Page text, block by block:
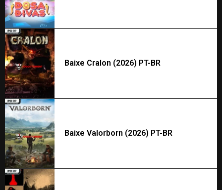
Baixe Cralon (2026) PT-BR
Baixe Valorborn (2026) PT-BR